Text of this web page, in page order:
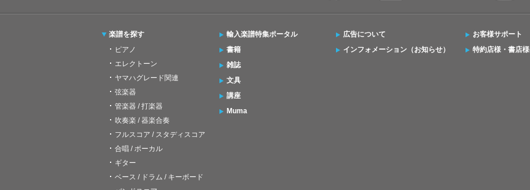
楽譜を探す
ピアノ
エレクトーン
ヤマハグレード関連
弦楽器
管楽器 / 打楽器
吹奏楽 / 器楽合奏
フルスコア / スタディスコア
合唱 / ボーカル
ギター
ベース / ドラム / キーボード
輸入楽譜特集ポータル
書籍
雑誌
文具
講座
Muma
広告について
インフォメーション（お知らせ）
お客様サポート
特約店様・書店